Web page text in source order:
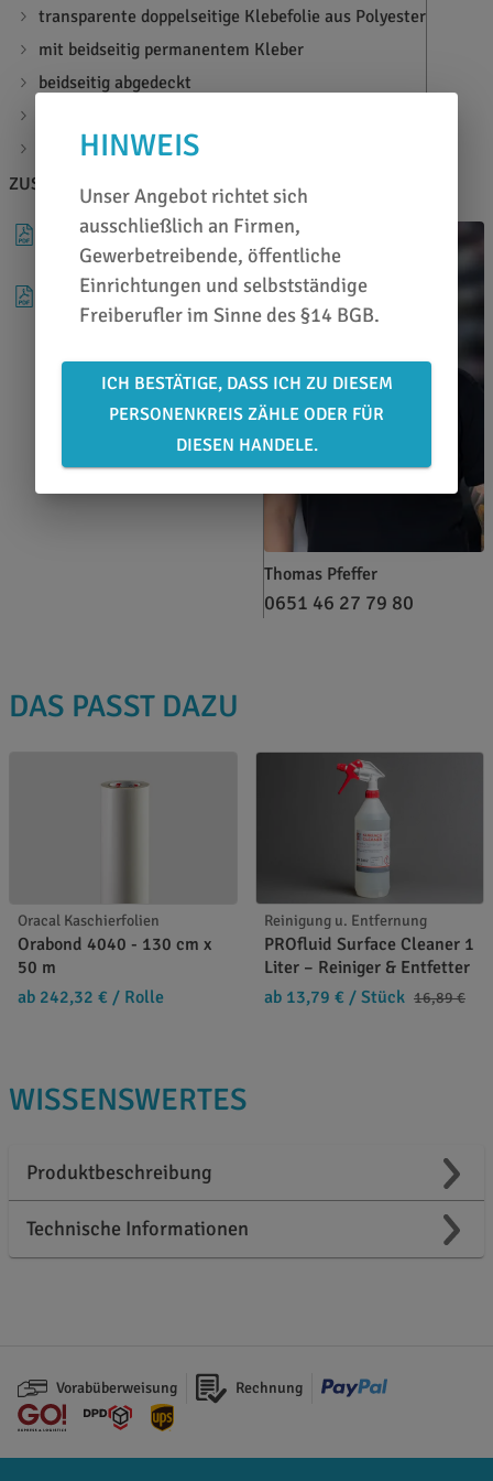
transparente doppelseitige Klebefolie aus Polyester
mit beidseitig permanentem Kleber
beidseitig abgedeckt
Materialstärke: 55µ
ZUSATZINFOS
DATENBLATT
VERARBEITUNGSHINWEISE
BERATEN LASSEN
Thomas Pfeffer
0651 46 27 79 80
DAS PASST DAZU
Oracal Kaschierfolien
Orabond 4040 - 130 cm x
50 m
ab 242,32 € / Rolle
Reinigung u. Entfernung
PROfluid Surface Cleaner 1
Liter – Reiniger & Entfetter
ab 13,79 € / Stück 16,89 €
WISSENSWERTES
Produktbeschreibung
Technische Informationen
Vorabüberweisung Rechnung
HINWEIS
Unser Angebot richtet sich
ausschließlich an Firmen,
Gewerbetreibende, öffentliche
Einrichtungen und selbstständige
Freiberufler im Sinne des §14 BGB.
ICH BESTÄTIGE, DASS ICH ZU DIESEM
PERSONENKREIS ZÄHLE ODER FÜR
DIESEN HANDELE.